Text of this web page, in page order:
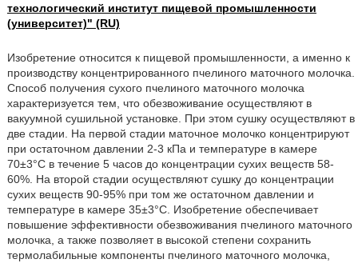
технологический институт пищевой промышленности
(университет)" (RU)
Изобретение относится к пищевой промышленности, а именно к
производству концентрированного пчелиного маточного молочка.
Способ получения сухого пчелиного маточного молочка
характеризуется тем, что обезвоживание осуществляют в
вакуумной сушильной установке. При этом сушку осуществляют в
две стадии. На первой стадии маточное молочко концентрируют
при остаточном давлении 2-3 кПа и температуре в камере
70±3°С в течение 5 часов до концентрации сухих веществ 58-
60%. На второй стадии осуществляют сушку до концентрации
сухих веществ 90-95% при том же остаточном давлении и
температуре в камере 35±3°С. Изобретение обеспечивает
повышение эффективности обезвоживания пчелиного маточного
молочка, а также позволяет в высокой степени сохранить
термолабильные компоненты пчелиного маточного молочка,